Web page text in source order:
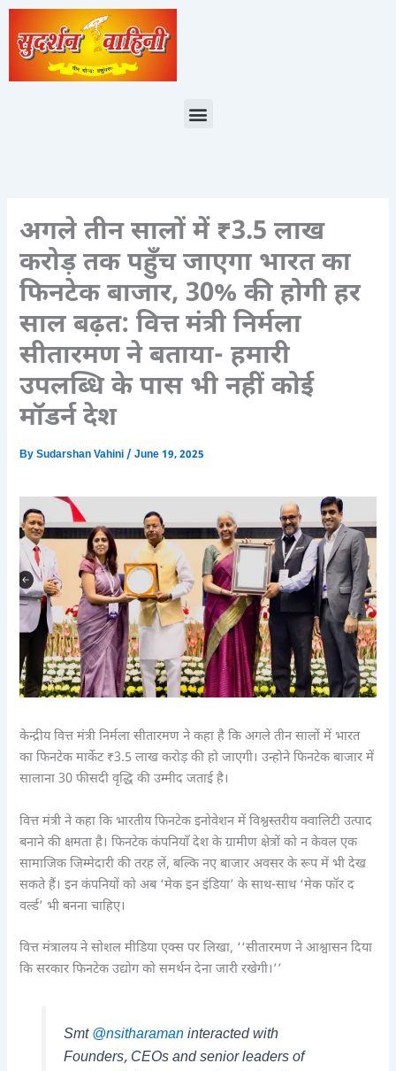
Skip
content
Menu
अगले तीन सालों में ₹3.5 लाख
करोड़ तक पहुँच जाएगा भारत का
फिनटेक बाजार, 30% की होगी हर
साल बढ़त: वित्त मंत्री निर्मला
सीतारमण ने बताया- हमारी
उपलब्धि के पास भी नहीं कोई
मॉडर्न देश
BySudarshan Vahini/June 19, 2025
केन्द्रीय वित्त मंत्री निर्मला सीतारमण ने कहा है कि अगले तीन सालों में भारत
का फिनटेक मार्केट ₹3.5 लाख करोड़ की हो जाएगी। उन्होने फिनटेक बाजार में
सालाना 30 फीसदी वृद्धि की उम्मीद जताई है।
वित्त मंत्री ने कहा कि भारतीय फिनटेक इनोवेशन में विश्वस्तरीय क्वालिटी उत्पाद
बनाने की क्षमता है। फिनटेक कंपनियाँ देश के ग्रामीण क्षेत्रों को न केवल एक
सामाजिक जिम्मेदारी की तरह लें, बल्कि नए बाजार अवसर के रूप में भी देख
सकते हैं। इन कंपनियों को अब ‘मेक इन इंडिया’ के साथ-साथ ‘मेक फॉर द
वर्ल्ड’ भी बनना चाहिए।
वित्त मंत्रालय ने सोशल मीडिया एक्स पर लिखा, ‘‘सीतारमण ने आश्वासन दिया
कि सरकार फिनटेक उद्योग को समर्थन देना जारी रखेगी।’’
Smt@nsitharamaninteracted with
Founders, CEOs and senior leaders of